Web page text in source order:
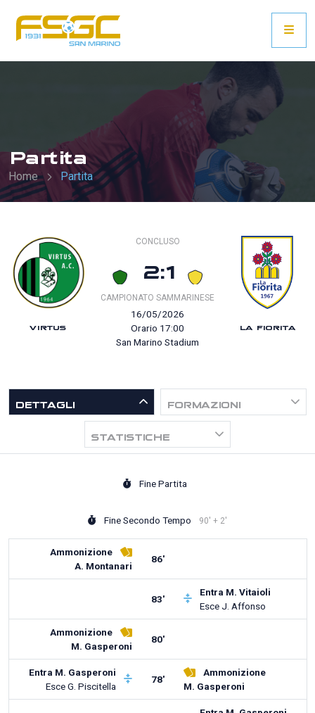
Partita
Home Partita
CONCLUSO
2:1
CAMPIONATO SAMMARINESE
16/05/2026
Orario 17:00
San Marino Stadium
DETTAGLI FORMAZIONI
STATISTICHE
Fine Partita
Fine Secondo Tempo 90' + 2'
Ammonizione
A. Montanari
86'
83'
Entra M. Vitaioli
Esce J. Affonso
Ammonizione
M. Gasperoni
80'
Entra M. Gasperoni
EsceG. Piscitella
78'
Ammonizione
M. Gasperoni